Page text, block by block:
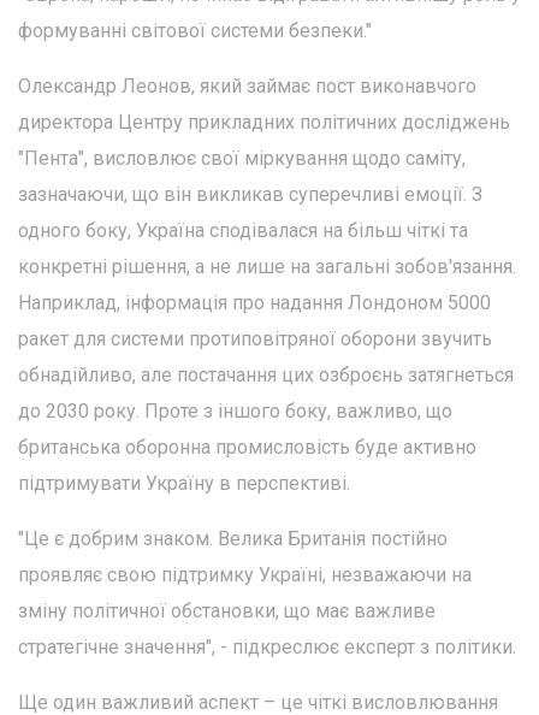
формуванні світової системи безпеки."
Олександр Леонов, який займає пост виконавчого
директора Центру прикладних політичних досліджень
"Пента", висловлює свої міркування щодо саміту,
зазначаючи, що він викликав суперечливі емоції. З
одного боку, Україна сподівалася на більш чіткі та
конкретні рішення, а не лише на загальні зобов'язання.
Наприклад, інформація про надання Лондоном 5000
ракет для системи протиповітряної оборони звучить
обнадійливо, але постачання цих озброєнь затягнеться
до 2030 року. Проте з іншого боку, важливо, що
британська оборонна промисловість буде активно
підтримувати Україну в перспективі.
"Це є добрим знаком. Велика Британія постійно
проявляє свою підтримку Україні, незважаючи на
зміну політичної обстановки, що має важливе
стратегічне значення", - підкреслює експерт з політики.
Ще один важливий аспект – це чіткі висловлювання